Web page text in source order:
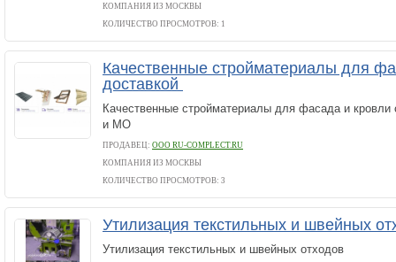
КОМПАНИЯ ИЗ МОСКВЫ
КОЛИЧЕСТВО ПРОСМОТРОВ: 1
Качественные стройматериалы для
доставкой
Качественные стройматериалы для фасада и кровли
и МО
ПРОДАВЕЦ: ООО RU-COMPLECT.RU
КОМПАНИЯ ИЗ МОСКВЫ
КОЛИЧЕСТВО ПРОСМОТРОВ: 3
Утилизация текстильных и швейных
Утилизация текстильных и швейных отходов